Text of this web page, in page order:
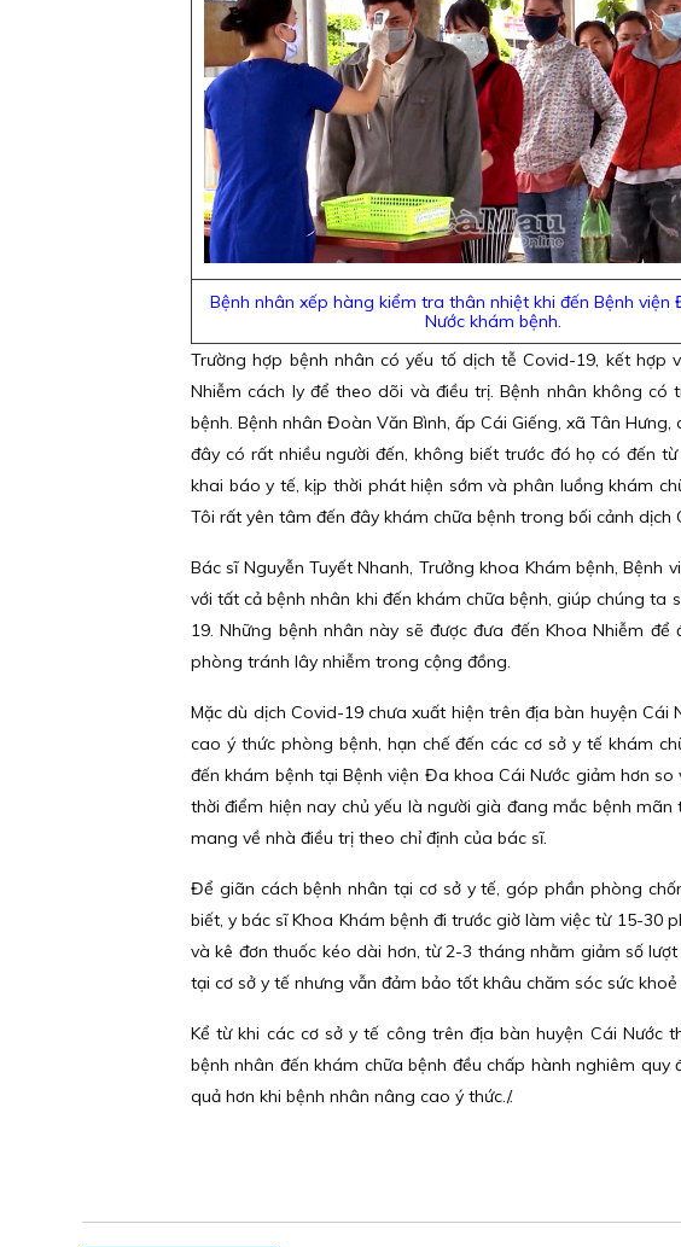
Bệnh nhân xếp hàng kiểm tra thân nhiệt khi đến Bệnh viện
Nước khám bệnh.
Trường hợp bệnh nhân có yếu tố dịch tễ Covid-19, kết hợp
Nhiễm cách ly để theo dõi và điều trị. Bệnh nhân không có
bệnh. Bệnh nhân Đoàn Văn Bình, ấp Cái Giếng, xã Tân
đây có rất nhiều người đến, không biết trước đó họ có đến
khai báo y tế, kịp thời phát hiện sớm và phân luồng khám
Tôi rất yên tâm đến đây khám chữa bệnh trong bối cảnh
Bác sĩ Nguyễn Tuyết Nhanh, Trưởng khoa Khám bệnh,
với tất cả bệnh nhân khi đến khám chữa bệnh, giúp chúng
19. Những bệnh nhân này sẽ được đưa đến Khoa Nhiễm
phòng tránh lây nhiễm trong cộng đồng.
Mặc dù dịch Covid-19 chưa xuất hiện trên địa bàn huyện
cao ý thức phòng bệnh, hạn chế đến các cơ sở y tế khám
đến khám bệnh tại Bệnh viện Đa khoa Cái Nước giảm hơn
thời điểm hiện nay chủ yếu là người già đang mắc bệnh
mang về nhà điều trị theo chỉ định của bác sĩ.
Để giãn cách bệnh nhân tại cơ sở y tế, góp phần phòng
biết, y bác sĩ Khoa Khám bệnh đi trước giờ làm việc từ 15-30
và kê đơn thuốc kéo dài hơn, từ 2-3 tháng nhằm giảm số
tại cơ sở y tế nhưng vẫn đảm bảo tốt khâu chăm sóc sức
Kể từ khi các cơ sở y tế công trên địa bàn huyện Cái Nước
bệnh nhân đến khám chữa bệnh đều chấp hành nghiêm
quả hơn khi bệnh nhân nâng cao ý thức./.